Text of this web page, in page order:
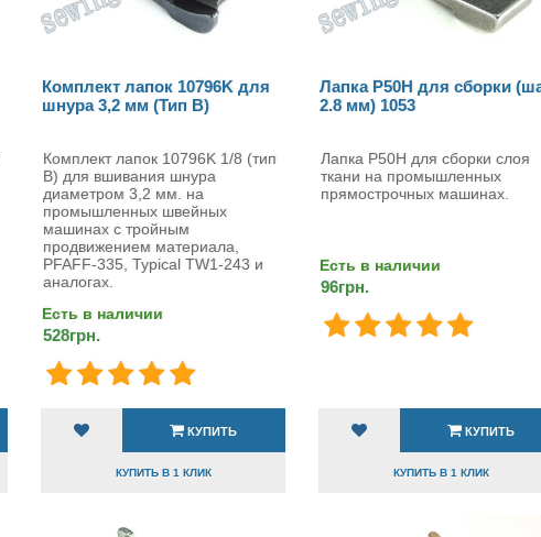
Комплект лапок 10796K для
шнура 3,2 мм (Тип B)
Комплект лапок 10796K 1/8 (тип
B) для вшивания шнура
диаметром 3,2 мм. на
промышленных швейных
машинах с тройным
продвижением материала,
PFAFF-335, Typical TW1-243 и
аналогах.
Есть в наличии
528грн.
КУПИТЬ
КУПИТЬ В 1 КЛИК
Лапка P50H для сборки
2.8 мм) 1053
Лапка P50H для сборки слоя
ткани на промышленных
прямострочных машинах.
Есть в наличии
96грн.
КУПИТЬ
КУПИТЬ В 1 КЛИК